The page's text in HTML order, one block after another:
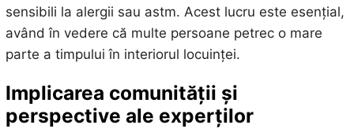
sensibili la alergii sau astm. Acest lucru este esențial,
având în vedere că multe persoane petrec o mare
parte a timpului în interiorul locuinței.
Implicarea comunității și
perspective ale experților